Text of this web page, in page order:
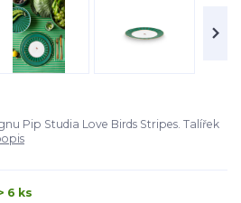
Pip Studia Love Birds Stripes. Talířek
6 ks